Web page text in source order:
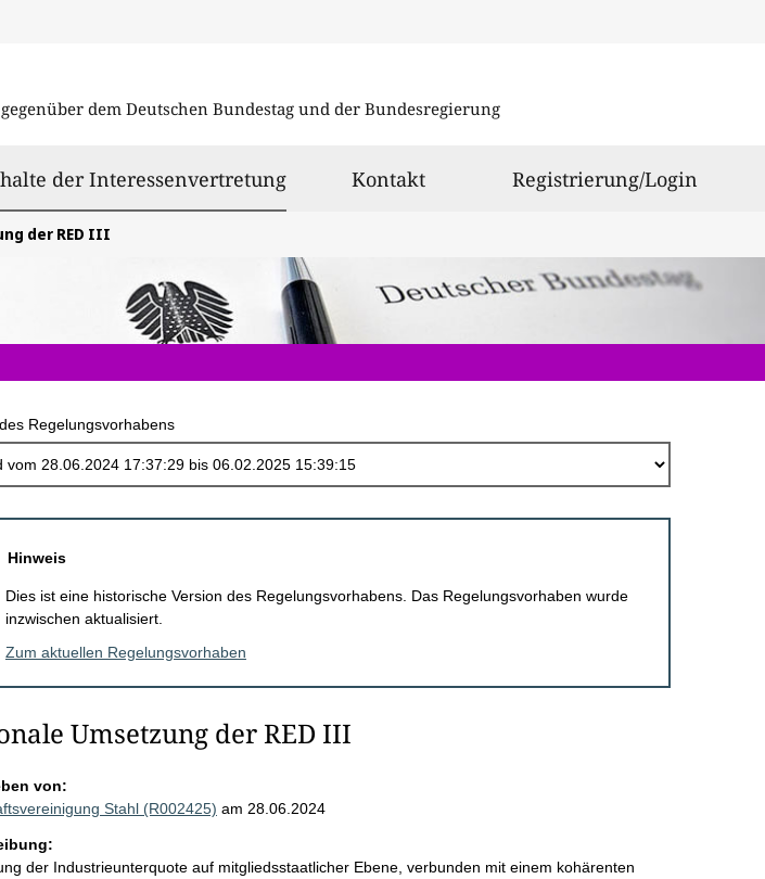
dem Deutschen Bundestag und der Bundesregierung
der Interessenvertretungausgewählt
Kontakt Registrierung/Login
der RED III
Regelungsvorhabens
Hinweis
Dies ist eine historische Version des Regelungsvorhabens. Das Regelungsvorhaben wurde
inzwischen aktualisiert.
Zum aktuellen Regelungsvorhaben
Umsetzung der RED III
von:
Stahl (R002425) am 28.06.2024
der Industrieunterquote auf mitgliedsstaatlicher Ebene, verbunden mit einem kohärenten